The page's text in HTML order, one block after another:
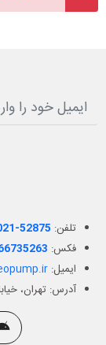
تلفن: 52875
فکس:
ایمیل:
آدرس: تهران،